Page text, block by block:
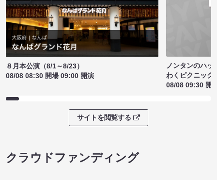
８月本公演（8/1～8/23）
08/08 08:30 開場 09:00 開演
ノンタンのハッ
わくピクニック
08/08 09:30 開
サイトを閲覧する
クラウドファンディング